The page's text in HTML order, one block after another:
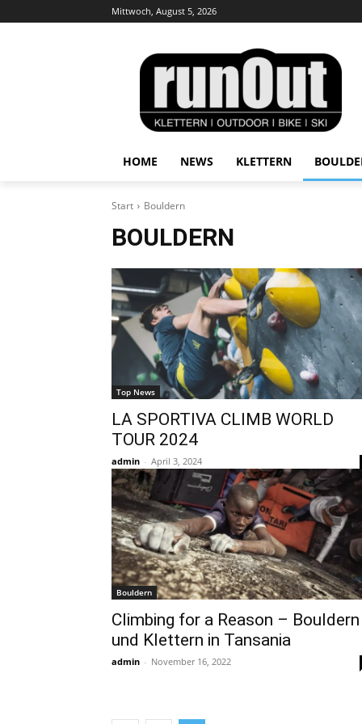
Mittwoch, August 5, 2026
HOME NEWS KLETTERN
Start Bouldern
BOULDERN
Top News
LA SPORTIVA CLIMB WORLD
TOUR 2024
admin - April 3, 2024
Bouldern
Climbing for a Reason – Bouldern
und Klettern in Tansania
admin - November 16, 2022